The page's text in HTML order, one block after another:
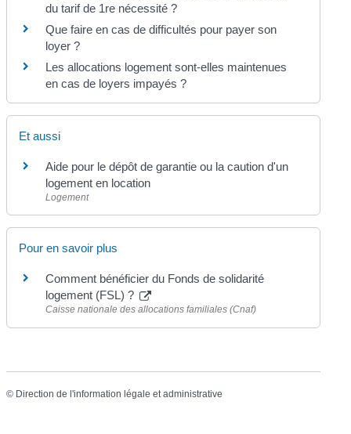
du tarif de 1re nécessité ?
Que faire en cas de difficultés pour payer son
loyer ?
Les allocations logement sont-elles maintenues
en cas de loyers impayés ?
Et aussi
Aide pour le dépôt de garantie ou la caution d'un
logement en location
Logement
Pour en savoir plus
Comment bénéficier du Fonds de solidarité
logement (FSL) ?
Caisse nationale des allocations familiales (Cnaf)
© Direction de l'information légale et administrative